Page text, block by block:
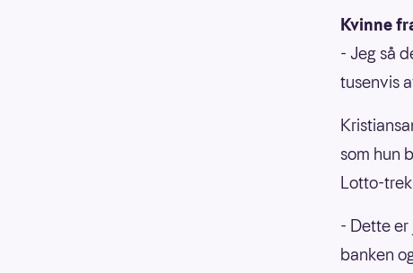
Kvinne
- Jeg så
tusenvis
som hun
Lotto-
- Dette
banken